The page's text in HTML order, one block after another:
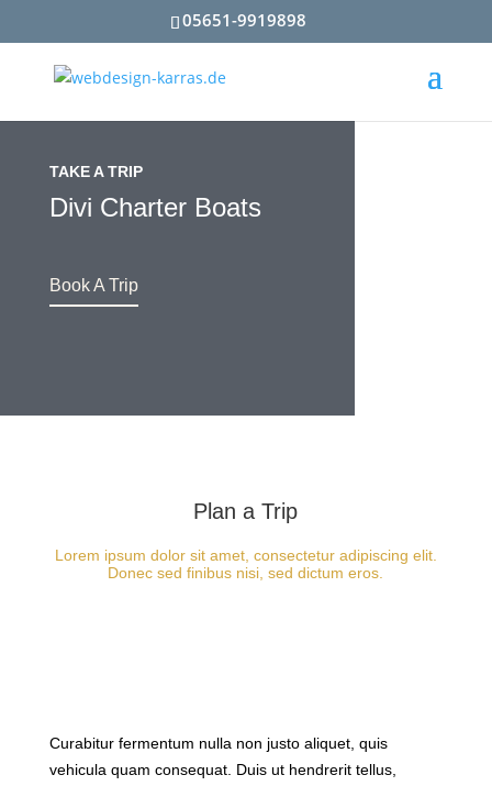
05651-9919898
TAKE A TRIP
Divi Charter Boats
Book A Trip
Plan a Trip
Lorem ipsum dolor sit amet, consectetur adipiscing elit.
Donec sed finibus nisi, sed dictum eros.
Curabitur fermentum nulla non justo aliquet, quis
vehicula quam consequat. Duis ut hendrerit tellus,